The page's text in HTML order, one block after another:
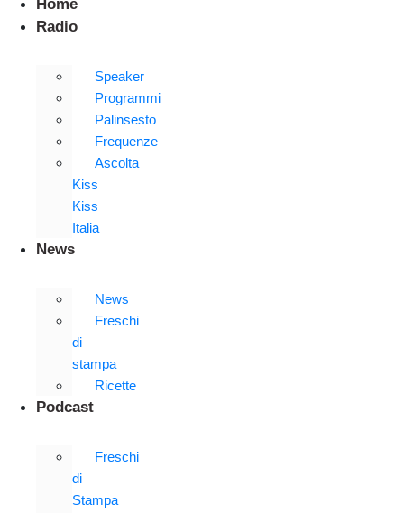
Home
Radio
Speaker
Programmi
Palinsesto
Frequenze
Ascolta
Kiss
Kiss
Italia
News
News
Freschi
di
stampa
Ricette
Podcast
Freschi
di
Stampa